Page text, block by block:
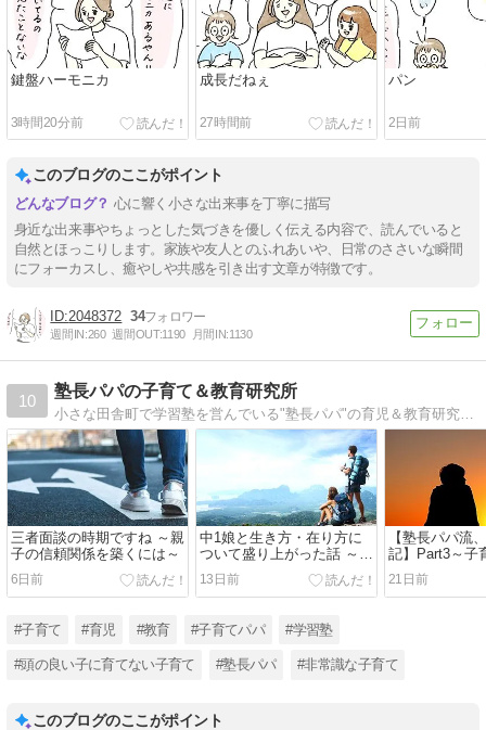
鍵盤ハーモニカ
3時間20分前
成長だねぇ
27時間前
パン
2日前
このブログのここがポイント
心に響く小さな出来事を丁寧に描写
身近な出来事やちょっとした気づきを優しく伝える内容で、読んでいると
自然とほっこりします。家族や友人とのふれあいや、日常のささいな瞬間
にフォーカスし、癒やしや共感を引き出す文章が特徴です。
2048372 34
週間IN:260 週間OUT:1190 月間IN:1130
10
塾長パパの子育て＆教育研究所
小さな田舎町で学習塾を営んでいる"塾長パパ"の育児＆教育研究レポート。高2の息子と中1の娘の父で、17年間「頭の良い子に育てない子育て」を実践中。その子育てメソッド、また子育てや教育の仕事を通して学んだこと、感じたことを熱く語る！
三者面談の時期ですね ～親
子の信頼関係を築くには～
6日前
中1娘と生き方・在り方に
ついて盛り上がった話 ～
「ミッションステートメン
ト」って何？～
13日前
【塾長パパ流
記】Part3～子
運命をも変え
21日前
#子育て #育児 #教育 #子育てパパ #学習塾
#頭の良い子に育てない子育て #塾長パパ #非常識な子育て
このブログのここがポイント